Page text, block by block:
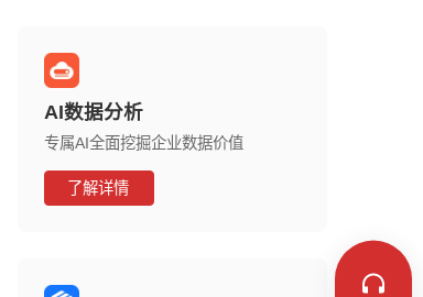
AI数据分析
专属AI全面挖掘企业数据价值
了解详情